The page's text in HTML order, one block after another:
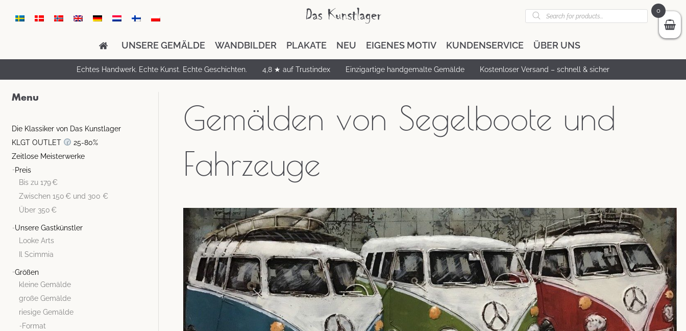
Products
search
UNSERE GEMÄLDE WANDBILDER PLAKATE NEU EIGENES MOTIV KUNDENSERVICE ÜBER UNS
Echtes Handwerk. Echte Kunst. Echte Geschichten. 4,8 ★ auf Trustindex Einzigartige handgemalte Gemälde Kostenloser Versand – schnell & sicher
Menu
Die Klassiker von Das Kunstlager
KLGT OUTLET
25-80%
Zeitlose Meisterwerke
Preis
Bis zu 179 €
Zwischen 150 € und 300 €
Über 350 €
Unsere Gastkünstler
Looke Arts
Il Scimmia
Größen
kleine Gemälde
große Gemälde
riesige Gemälde
Format
Gemälden von Segelboote und
Fahrzeuge
0